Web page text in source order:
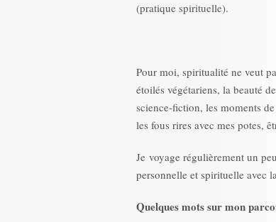
(pratique spirituelle).
Pour moi, spiritualité ne veut
étoilés végétariens, la beauté
science-fiction, les moments
les fous rires avec mes potes,
Je voyage régulièrement un
personnelle et spirituelle avec
Quelques mots sur mon